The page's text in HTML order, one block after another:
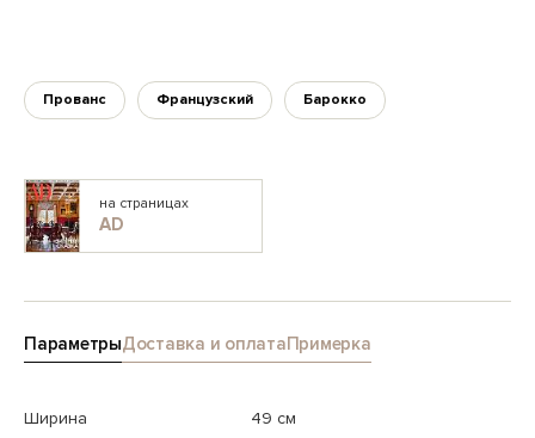
Прованс Французский Барокко
на страницах
AD
ПараметрыДоставка и оплатаПримерка
Ширина
49 см